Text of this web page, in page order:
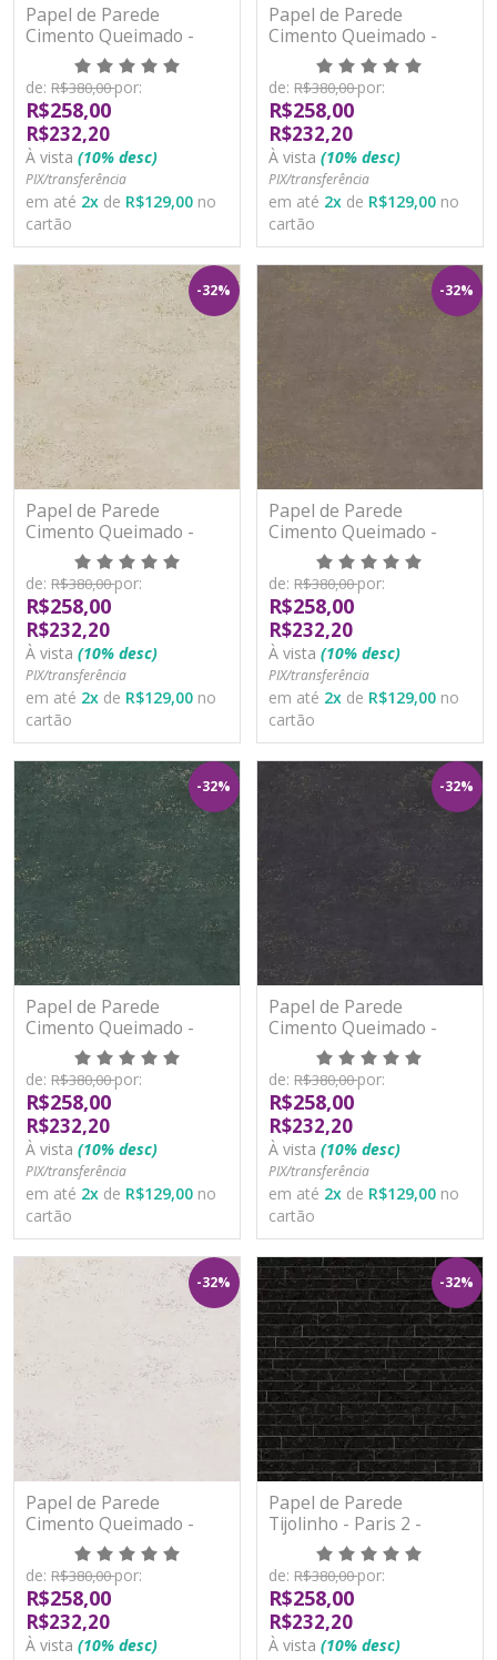
Papel de Parede
Cimento Queimado -
Paris 2 - PA100902R -
Vinílico - TNT
de: R$380,00por:
R$258,00
R$232,20
À vista (10% desc)
PIX/transferência
em até 2x de R$129,00 no
cartão
Papel de Parede
Cimento Queimado -
Paris 2 - PA100903R -
Vinílico - TNT
de: R$380,00por:
R$258,00
R$232,20
À vista (10% desc)
PIX/transferência
em até 2x de R$129,00 no
cartão
-32%
Papel de Parede
Cimento Queimado -
Paris 2 - PA100904R -
Vinílico - TNT
de: R$380,00por:
R$258,00
R$232,20
À vista (10% desc)
PIX/transferência
em até 2x de R$129,00 no
cartão
-32%
Papel de Parede
Cimento Queimado -
Paris 2 - PA100905R -
Vinílico - TNT
de: R$380,00por:
R$258,00
R$232,20
À vista (10% desc)
PIX/transferência
em até 2x de R$129,00 no
cartão
-32%
Papel de Parede
Cimento Queimado -
Paris 2 - PA100906R -
Vinílico - TNT
de: R$380,00por:
R$258,00
R$232,20
À vista (10% desc)
PIX/transferência
em até 2x de R$129,00 no
cartão
-32%
Papel de Parede
Cimento Queimado -
Paris 2 - PA100907R -
Vinílico - TNT
de: R$380,00por:
R$258,00
R$232,20
À vista (10% desc)
PIX/transferência
em até 2x de R$129,00 no
cartão
-32%
Papel de Parede
Cimento Queimado -
Paris 2 - PA100908R -
Vinílico - TNT
de: R$380,00por:
R$258,00
R$232,20
À vista (10% desc)
-32%
Papel de Parede
Tijolinho - Paris 2 -
PA101001R - Vinílico -
TNT
de: R$380,00por:
R$258,00
R$232,20
À vista (10% desc)